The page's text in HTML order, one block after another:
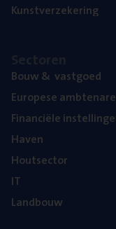
Kunst­ver­ze­ke­ring
Bouw& vastgoed
Euro­pe­se
Finan­ci­ë­le
Haven
Hout­sec­tor
IT
Land­bouw